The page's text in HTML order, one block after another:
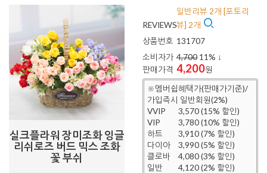
실크플라워 장미조화 잉글
리쉬로즈 버드 믹스 조화
꽃 부쉬
REVIEWS
일반리뷰 2개 [포토리
뷰] 2개
상품번호 131707
소비자가 4,700 11% ↓
판매가격 4,200원
※멤버쉽혜택가(판매가기준)/
가입즉시 일반회원(2%)
VVIP
3,570 (15% 할인)
VIP
3,780 (10% 할인)
하트
3,910 (7% 할인)
다이아
3,990 (5% 할인)
클로바
4,080 (3% 할인)
일반
4,120 (2% 할인)